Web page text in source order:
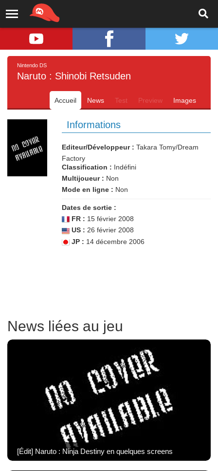
Nintendo DS
Naruto : Shinobi Retsuden
Accueil News Test Preview Images
Informations
Editeur/Développeur : Takara Tomy/Dream
Factory
Classification : Indéfini
Multijoueur : Non
Mode en ligne : Non
Dates de sortie :
FR : 15 février 2008
US : 26 février 2008
JP : 14 décembre 2006
News liées au jeu
[Édit] Naruto : Ninja Destiny en quelques screens